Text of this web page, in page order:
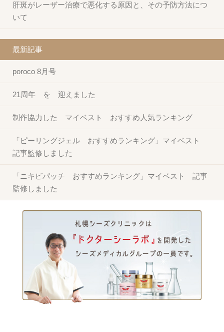
肝斑がレーザー治療で悪化する原因と、その予防方法につ
いて
最新記事
poroco 8月号
21周年 を 迎えました
制作協力した マイベスト おすすめ人気ランキング
「ピーリングジェル おすすめランキング」マイベスト
記事監修しました
「ニキビパッチ おすすめランキング」マイベスト 記事
監修しました